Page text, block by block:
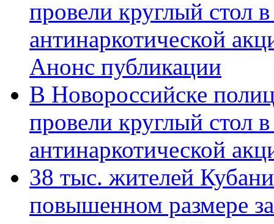
провели круглый стол
антинаркотической
Анонс публикации
В Новороссийске
провели круглый стол
антинаркотической
38 тыс. жителей
повышенном размере